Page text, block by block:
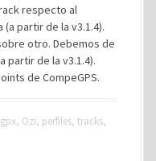
respecto al
partir de la v3.1.4).
otro. Debemos de
partir de la v3.1.4).
de CompeGPS.
gpx, Ozi, perfiles, tracks,